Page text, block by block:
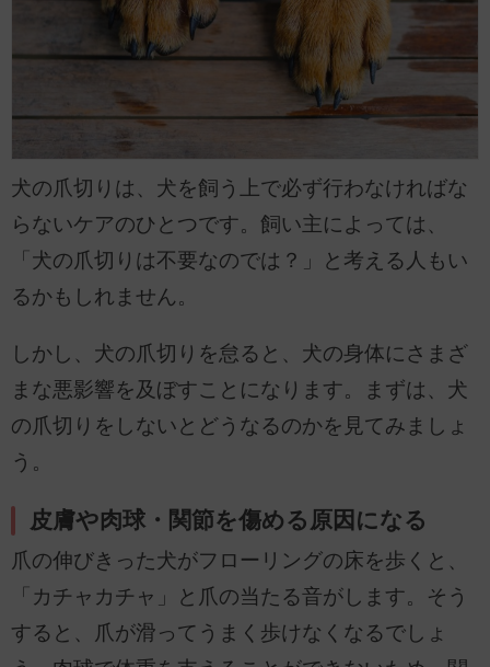
犬の爪切りは、犬を飼う上で必ず行わなければな
らないケアのひとつです。飼い主によっては、
「犬の爪切りは不要なのでは？」と考える人もい
るかもしれません。
しかし、犬の爪切りを怠ると、犬の身体にさまざ
まな悪影響を及ぼすことになります。まずは、犬
の爪切りをしないとどうなるのかを見てみましょ
う。
皮膚や肉球・関節を傷める原因になる
爪の伸びきった犬がフローリングの床を歩くと、
「カチャカチャ」と爪の当たる音がします。そう
すると、爪が滑ってうまく歩けなくなるでしょ